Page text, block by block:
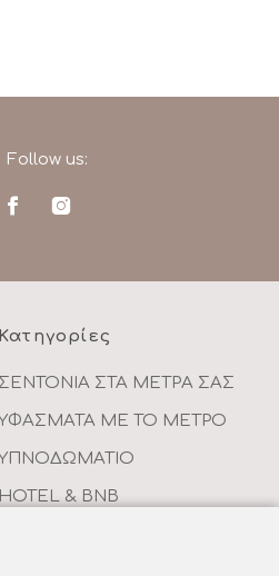
Follow us:
Κατηγορίες
ΣΕΝΤΟΝΙΑ ΣΤΑ ΜΕΤΡΑ ΣΑΣ
ΜΕ ΤΟ ΜΕΤΡΟ
HOTEL & BNB